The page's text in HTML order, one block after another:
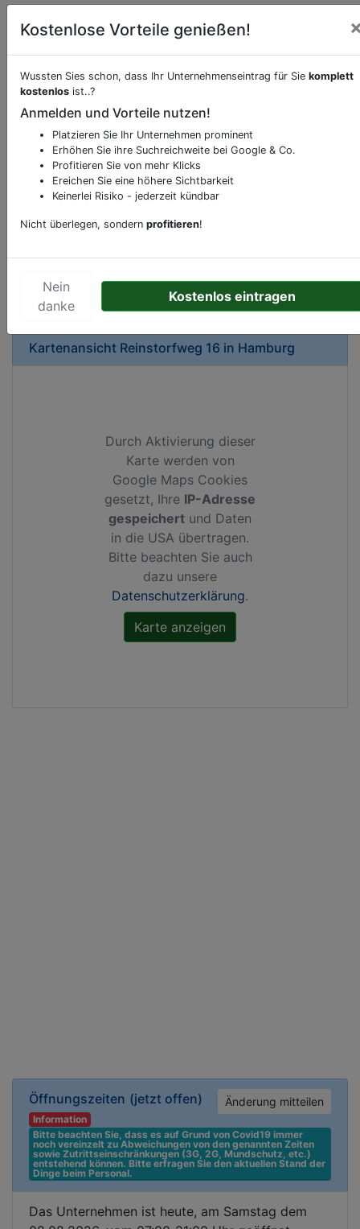
Öffnungszeiten (jetzt offen) Änderung mitteilen
Information
Bitte beachten Sie, dass es auf Grund von Covid19 immer
noch vereinzelt zu Abweichungen von den genannten Zeiten
sowie Zutrittseinschränkungen (3G, 2G, Mundschutz, etc.)
entstehend können. Bitte erfragen Sie den aktuellen Stand der
Dinge beim Personal.
Das Unternehmen ist heute, am Samstag dem
Beschreibung & Services von
Sie möchten eine Beschreibung, Dienstleistung
oder andere relevante Informationen hinzufügen?
Klicken Sie bitte hierum uns zu kontaktieren.
Sonderangebote odere besondere Services, die
Kartenansicht Reinstorfweg 16 in Hamburg
Durch Aktivierung dieser
Karte werden von
Google Maps Cookies
gesetzt, Ihre IP-Adresse
gespeichert und Daten
in die USA übertragen.
Bitte beachten Sie auch
dazu unsere
Datenschutzerklärung.
Kostenlose Vorteile genießen!
Wussten Sies schon, dass Ihr Unternehmenseintrag für Sie komplett
kostenlos ist..?
Anmelden und Vorteile nutzen!
Platzieren Sie Ihr Unternehmen prominent
Erhöhen Sie ihre Suchreichweite bei Google & Co.
Profitieren Sie von mehr Klicks
Ereichen Sie eine höhere Sichtbarkeit
Keinerlei Risiko - jederzeit kündbar
Nicht überlegen, sondern profitieren!
Nein
danke
Kostenlos eintragen